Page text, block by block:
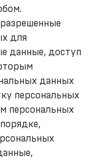
для
данные, доступ
данных
персональных
персональных